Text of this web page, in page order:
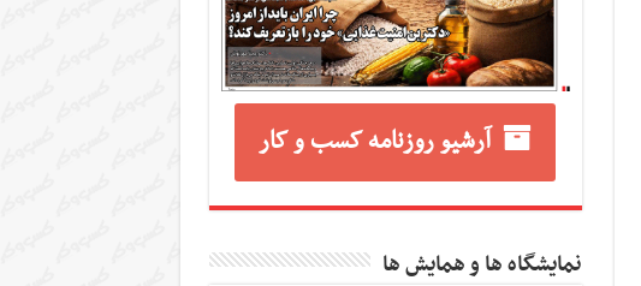
آرشیو روزنامه کسب و کار
نمایشگاه ها و همایش ها